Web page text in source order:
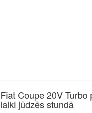
Fiat Coupe 20V Turbo
laiki jūdzēs stundā